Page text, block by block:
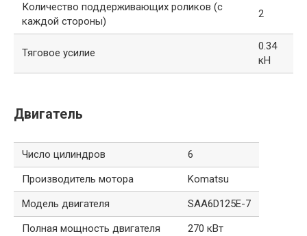
Количество поддерживающих роликов (с
каждой стороны)
2
Тяговое усилие
0.34
кН
Двигатель
Число цилиндров
6
Производитель мотора
Komatsu
Модель двигателя
SAA6D125E-7
Полная мощность двигателя
270 кВт